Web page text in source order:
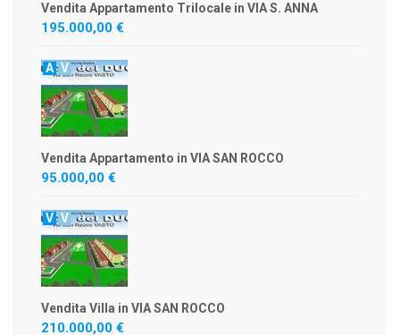
Vendita Appartamento Trilocale in VIA S. ANNA
195.000,00 €
A V
Vendita Appartamento in VIA SAN ROCCO
95.000,00 €
V V
Vendita Villa in VIA SAN ROCCO
210.000,00 €